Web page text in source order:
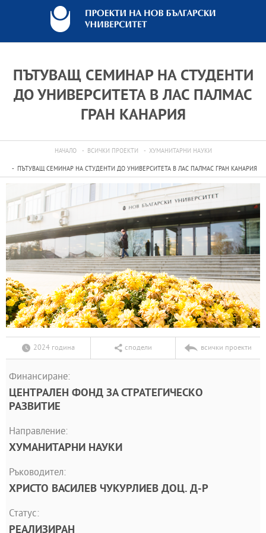
ПЪТУВАЩ СЕМИНАР НА СТУДЕНТИ
ДО УНИВЕРСИТЕТА В ЛАС ПАЛМАС
ГРАН КАНАРИЯ
НАЧАЛО ВСИЧКИ ПРОЕКТИ ХУМАНИТАРНИ НАУКИ
ПЪТУВАЩ СЕМИНАР НА СТУДЕНТИ ДО УНИВЕРСИТЕТА В ЛАС ПАЛМАС ГРАН КАНАРИЯ
2024 година сподели всички проекти
Финансиране:
ЦЕНТРАЛЕН ФОНД ЗА СТРАТЕГИЧЕСКО
РАЗВИТИЕ
Направление:
ХУМАНИТАРНИ НАУКИ
Ръководител:
ХРИСТО ВАСИЛЕВ ЧУКУРЛИЕВ ДОЦ. Д-Р
Статус: